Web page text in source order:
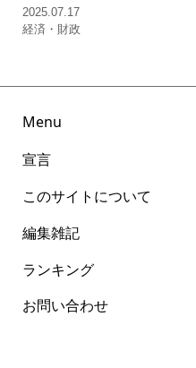
2025.07.17
経済・財政
Menu
宣言
このサイトについて
編集雑記
ランキング
お問い合わせ